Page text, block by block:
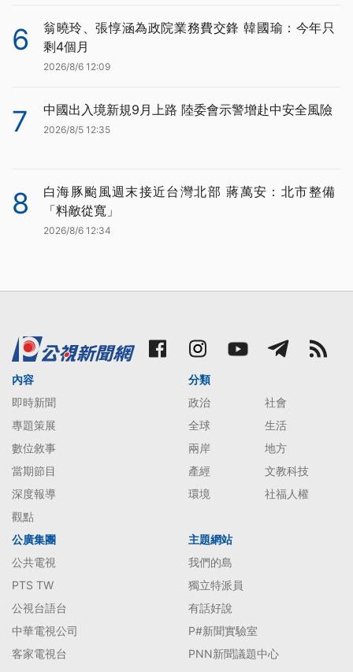
6
翁曉玲、張惇涵為政院業務費交鋒 韓國瑜：今年只
剩4個月
2026/8/6 12:09
7 中國出入境新規9月上路 陸委會示警增赴中安全風險
2026/8/5 12:35
8
白海豚颱風週末接近台灣北部 蔣萬安：北市整備
「料敵從寬」
2026/8/6 12:34
內容
即時新聞
專題策展
數位敘事
當期節目
深度報導
觀點
分類
政治
社會
全球
生活
兩岸
地方
產經
文教科技
環境
社福人權
公廣集團
公共電視
PTS TW
公視台語台
中華電視公司
客家電視台
主題網站
我們的島
獨立特派員
有話好說
P#新聞實驗室
PNN新聞議題中心